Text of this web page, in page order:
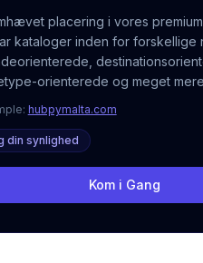
placering i vores
kataloger inden for forskellige
orienterede og meget
hubpymalta.com
din synlighed
Kom i Gang